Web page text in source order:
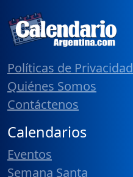
Políticas de Privacidad
Quiénes Somos
Contáctenos
Calendarios
Eventos
Semana Santa